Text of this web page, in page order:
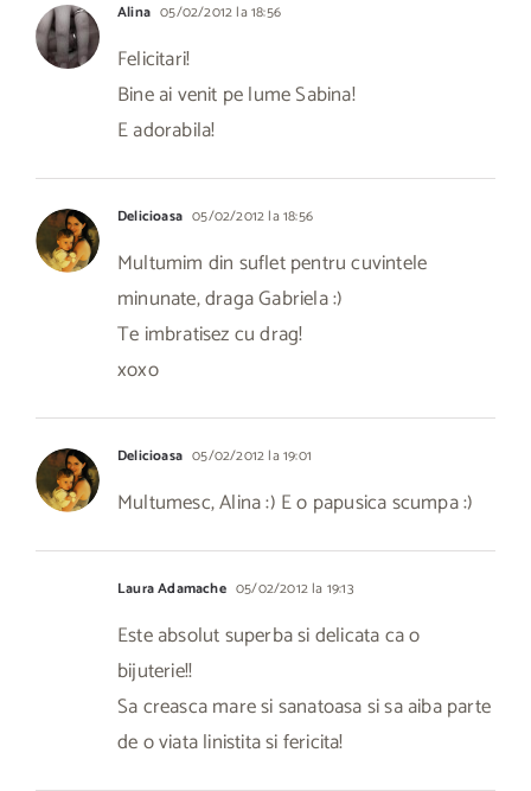
Alina 05/02/2012 la 18:56
Felicitari!
Bine ai venit pe lume Sabina!
E adorabila!
Delicioasa 05/02/2012 la 18:56
Multumim din suflet pentru cuvintele
minunate, draga Gabriela :)
Te imbratisez cu drag!
xoxo
Delicioasa 05/02/2012 la 19:01
Multumesc, Alina :) E o papusica scumpa :)
Laura Adamache 05/02/2012 la 19:13
Este absolut superba si delicata ca o
bijuterie!!
Sa creasca mare si sanatoasa si sa aiba parte
de o viata linistita si fericita!